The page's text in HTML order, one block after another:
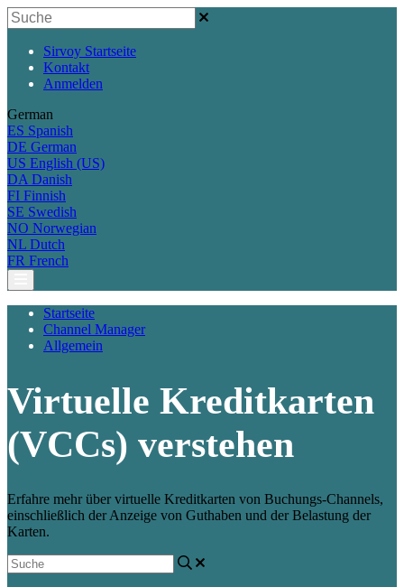
Sirvoy Startseite
Kontakt
Anmelden
German
ES Spanish
DE German
US English (US)
DA Danish
FI Finnish
SE Swedish
NO Norwegian
NL Dutch
FR French
Startseite
Channel Manager
Allgemein
Virtuelle Kreditkarten
(VCCs) verstehen
Erfahre mehr über virtuelle Kreditkarten von Buchungs-Channels,
einschließlich der Anzeige von Guthaben und der Belastung der
Karten.